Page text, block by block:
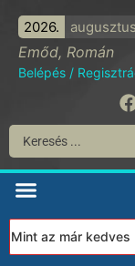
2026.
Emőd, Román
Belépés /
az már kedves